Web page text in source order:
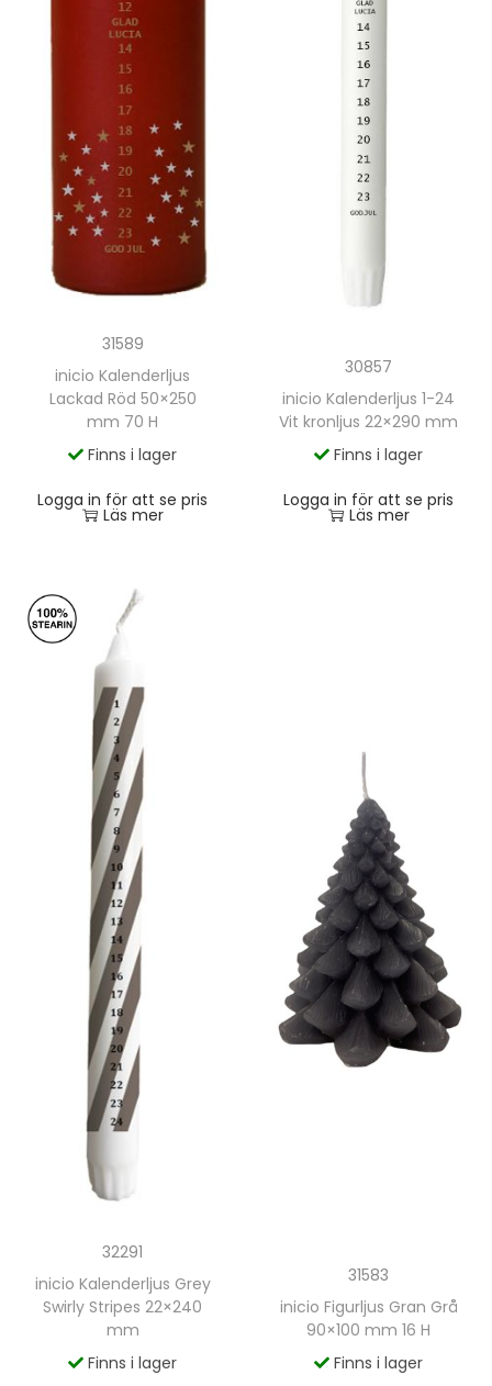
31589
inicio Kalenderljus
Lackad Röd 50×250
mm 70 H
Finns i lager
Logga in för att se pris
Läs mer
30857
inicio Kalenderljus 1-24
Vit kronljus 22×290 mm
Finns i lager
Logga in för att se pris
Läs mer
32291
inicio Kalenderljus Grey
Swirly Stripes 22×240
mm
Finns i lager
31583
inicio Figurljus Gran Grå
90×100 mm 16 H
Finns i lager